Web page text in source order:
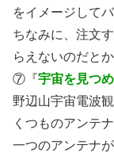
をイメージして
ちなみに、注文
らえないのだとか
⑦『宇宙を見つ
野辺山宇宙電波
くつものアンテナ
一つのアンテナ